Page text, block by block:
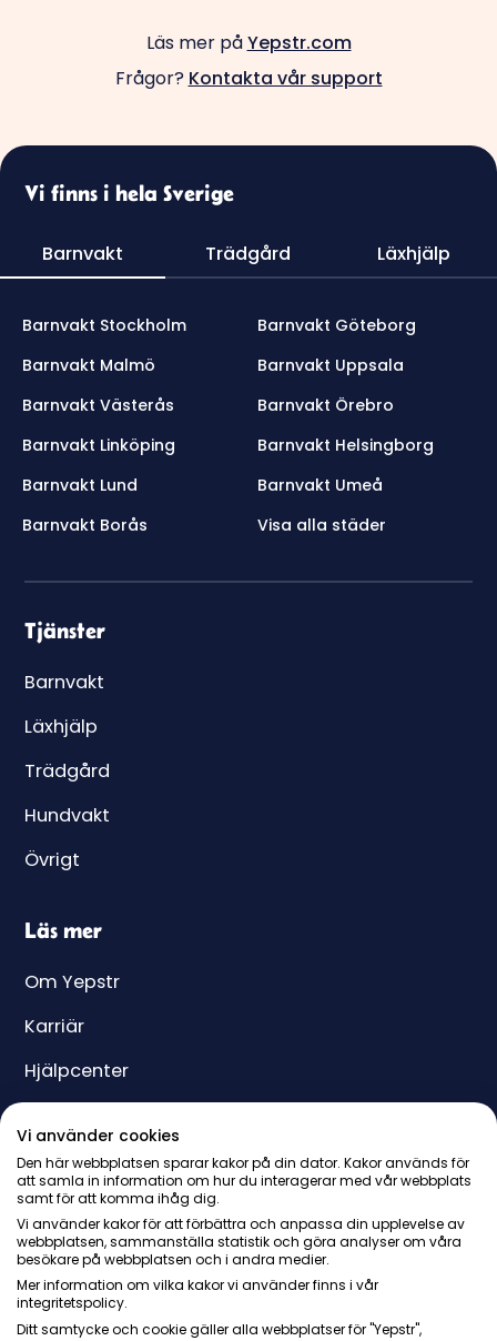
Läs mer påYepstr.com
Frågor? Kontakta vår support
Vi finns i hela Sverige
Barnvakt Trädgård Läxhjälp
Barnvakt Stockholm
Barnvakt Göteborg
Barnvakt Malmö
Barnvakt Uppsala
Barnvakt Västerås
Barnvakt Örebro
Barnvakt Linköping
Barnvakt Helsingborg
Barnvakt Lund
Barnvakt Umeå
Barnvakt Borås
Visa alla städer
Tjänster
Barnvakt
Läxhjälp
Trädgård
Hundvakt
Övrigt
Läs mer
Om Yepstr
Karriär
Hjälpcenter
Pris
Presentkort
Vi använder cookies
Den här webbplatsen sparar kakor på din dator. Kakor används för
att samla in information om hur du interagerar med vår webbplats
samt för att komma ihåg dig.
Vi använder kakor för att förbättra och anpassa din upplevelse av
webbplatsen, sammanställa statistik och göra analyser om våra
besökare på webbplatsen och i andra medier.
Mer information om vilka kakor vi använder finns i vår
integritetspolicy.
Ditt samtycke och cookie gäller alla webbplatser för "Yepstr",